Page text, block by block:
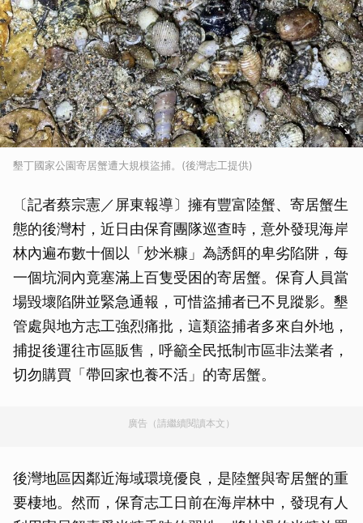
墾丁國家公園寄居蟹遭大規模盜捕。(後灣志工提供)
〔記者蔡宗憲／屏東報導〕擁有豐富陸蟹、寄居蟹生
態的後灣村，近日由保育團隊巡查時，意外發現海岸
林內遍布數十個以「炒米糠」為誘餌的卑劣陷阱，每
一個坑洞內竟塞滿上百隻受困的寄居蟹。保育人員當
場毀壞陷阱並緊急通報，可惜盜捕者已不見蹤影。墾
管處與地方志工強烈痛批，這類盜捕者多來自外地，
捕捉後運往市區販售，呼籲全民抵制市區非法業者，
切勿購買「帶回家也養不活」的寄居蟹。
廣告（請繼續閱讀本文）
後灣地區因鄰近海域環境優良，是陸蟹與寄居蟹的重
要棲地。然而，保育志工日前在海岸林中，發現有人